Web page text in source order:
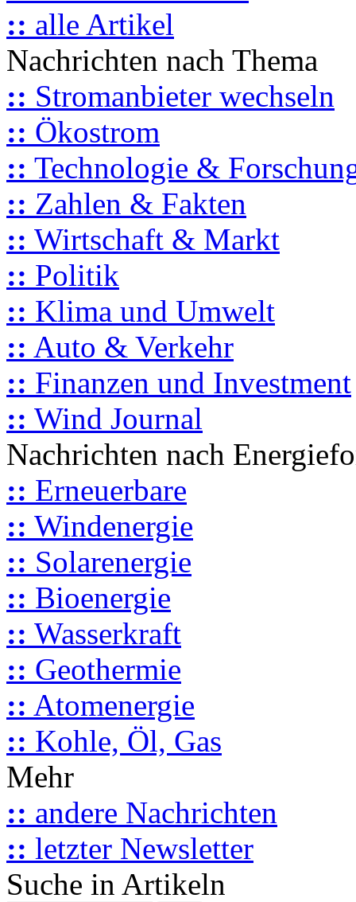
:: alle Artikel
Nachrichten nach Thema
:: Stromanbieter wechseln
:: Ökostrom
:: Technologie &
:: Zahlen & Fakten
:: Wirtschaft & Markt
:: Politik
:: Klima und Umwelt
:: Auto & Verkehr
:: Finanzen und Investment
:: Wind Journal
Nachrichten nach
:: Erneuerbare
:: Windenergie
:: Solarenergie
:: Bioenergie
:: Wasserkraft
:: Geothermie
:: Atomenergie
:: Kohle, Öl, Gas
Mehr
:: andere Nachrichten
:: letzter Newsletter
Suche in Artikeln